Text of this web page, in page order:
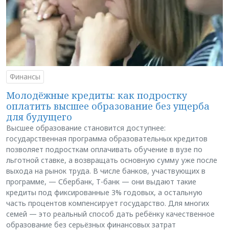
Финансы
Молодёжные кредиты: как подростку
оплатить высшее образование без ущерба
для будущего
Высшее образование становится доступнее:
государственная программа образовательных кредитов
позволяет подросткам оплачивать обучение в вузе по
льготной ставке, а возвращать основную сумму уже после
выхода на рынок труда. В числе банков, участвующих в
программе, — Сбербанк, Т-банк — они выдают такие
кредиты под фиксированные 3% годовых, а остальную
часть процентов компенсирует государство. Для многих
семей — это реальный способ дать ребёнку качественное
образование без серьёзных финансовых затрат